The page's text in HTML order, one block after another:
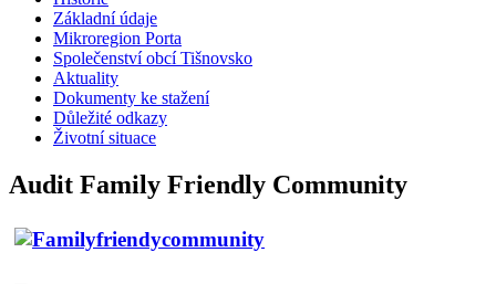
Základní údaje
Mikroregion Porta
Společenství obcí Tišnovsko
Aktuality
Dokumenty ke stažení
Důležité odkazy
Životní situace
Audit Family Friendly Community